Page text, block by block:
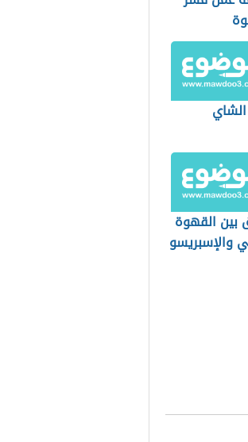
بين القهوة
والإسبريسو